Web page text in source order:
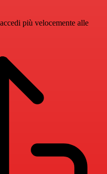
più velocemente alle